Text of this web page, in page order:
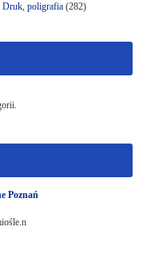
Druk, poligrafia(282)
Poznań